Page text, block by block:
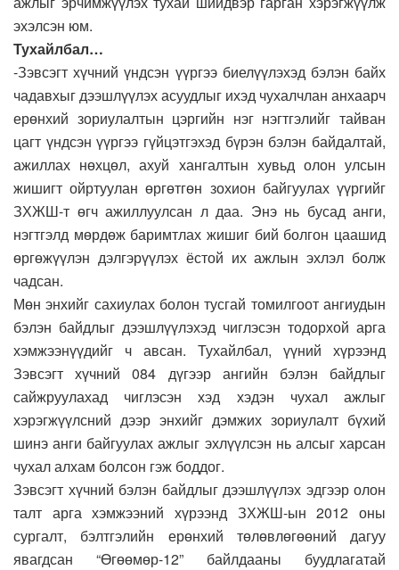
эхэлсэн юм.
Тухайлбал…
-Зэвсэгт хүчний үндсэн үүргээ биелүүлэхэд бэлэн байх
чадавхыг дээшлүүлэх асуудлыг ихэд чухалчлан анхаарч
ерөнхий зориулалтын цэргийн нэг нэгтгэлийг тайван
цагт үндсэн үүргээ гүйцэтгэхэд бүрэн бэлэн байдалтай,
ажиллах нөхцөл, ахуй хангалтын хувьд олон улсын
жишигт ойртуулан өргөтгөн зохион байгуулах үүргийг
ЗХЖШ-т өгч ажиллуулсан л даа. Энэ нь бусад анги,
нэгтгэлд мөрдөж баримтлах жишиг бий болгон цаашид
өргөжүүлэн дэлгэрүүлэх ёстой их ажлын эхлэл болж
чадсан.
Мөн энхийг сахиулах болон тусгай томилгоот ангиудын
бэлэн байдлыг дээшлүүлэхэд чиглэсэн тодорхой арга
хэмжээнүүдийг ч авсан. Тухайлбал, үүний хүрээнд
Зэвсэгт хүчний 084 дүгээр ангийн бэлэн байдлыг
сайжруулахад чиглэсэн хэд хэдэн чухал ажлыг
хэрэгжүүлсний дээр энхийг дэмжих зориулалт бүхий
шинэ анги байгуулах ажлыг эхлүүлсэн нь алсыг харсан
чухал алхам болсон гэж боддог.
Зэвсэгт хүчний бэлэн байдлыг дээшлүүлэх эдгээр олон
талт арга хэмжээний хүрээнд ЗХЖШ-ын 2012 оны
сургалт, бэлтгэлийн ерөнхий төлөвлөгөөний дагуу
явагдсан “Өгөөмөр-12” байлдааны буудлагатай